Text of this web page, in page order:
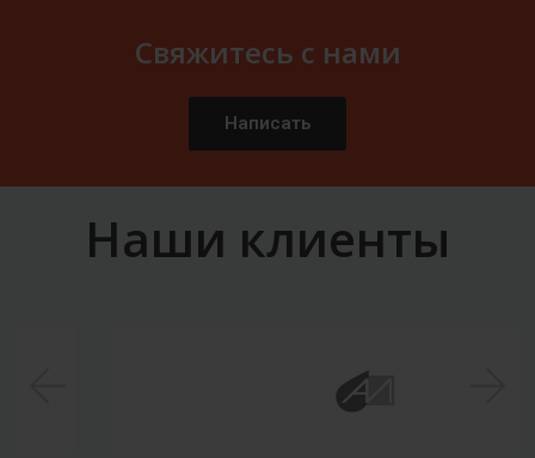
Свяжитесь с нами
Написать
Наши клиенты